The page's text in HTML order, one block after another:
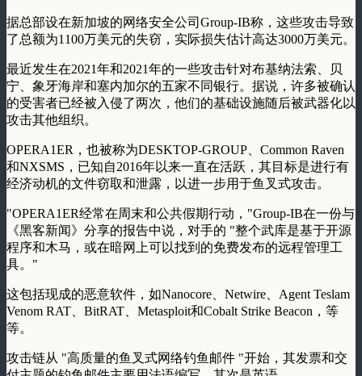
据总部设在新加坡的网络安全公司Group-IB称，这些攻击导致
了总额为1100万美元的失窃，实际损失估计高达3000万美元。
最近发生在2021年和2021年的一些攻击针对布基纳法索、贝
宁、象牙海岸和塞内加尔的五家不同银行。据说，许多被确认
的受害者已经被入侵了两次，他们的基础设施随后被武器化以
攻击其他组织。
OPERA1ER，也被称为DESKTOP-GROUP、Common Raven
和NXSMS，已知自2016年以来一直在活跃，其目标是进行有
经济动机的文件窃取和泄露，以进一步用于鱼叉式攻击。
"OPERA1ER经常在周末和公共假期行动，"Group-IB在一份与
《黑客新闻》分享的报告中说，对手的 "整个武库是基于开源
程序和木马，或在暗网上可以找到的免费发布的远程管理工
具。"
这包括现成的恶意软件，如Nanocore、Netwire、Agent Teslam
Venom RAT、BitRAT、Metasploit和Cobalt Strike Beacon，等
等。
攻击链从 "高质量的鱼叉式网络钓鱼邮件 "开始，其发票和交